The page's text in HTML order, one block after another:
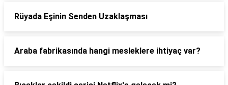
Rüyada Eşinin Senden Uzaklaşması
Araba fabrikasında hangi mesleklere ihtiyaç var?